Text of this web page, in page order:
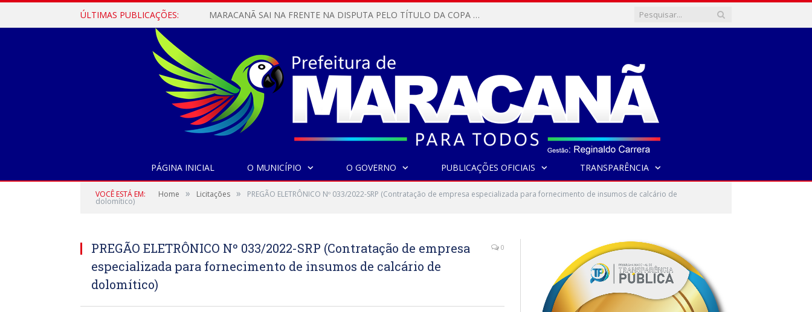
ÚLTIMAS PUBLICAÇÕES: MARACANÃ SAI NA FRENTE NA DISPUTA PELO TÍTULO DA COPA PARÁ SUB-17!
PÁGINA INICIAL O MUNICÍPIO O GOVERNO PUBLICAÇÕES OFICIAIS TRANSPARÊNCIA
VOCÊ ESTÁ EM: Home » Licitações » PREGÃO ELETRÔNICO Nº 033/2022-SRP (Contratação de empresa especializada para fornecimento de insumos de calcário de
dolomítico)
PREGÃO ELETRÔNICO Nº 033/2022-SRP (Contratação de empresa
especializada para fornecimento de insumos de calcário de
dolomítico)
0